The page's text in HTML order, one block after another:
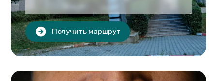
Получить маршрут